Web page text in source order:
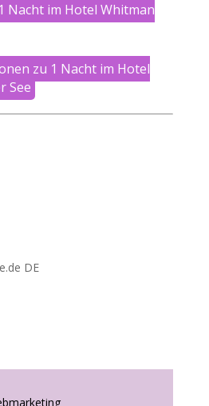
Nacht im Hotel Whitman
zu 1 Nacht im Hotel
See
DE